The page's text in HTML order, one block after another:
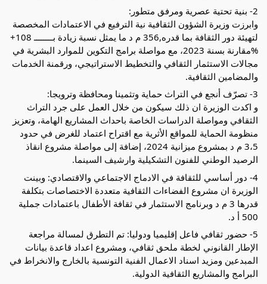
2- بنية تحتية عصرية ومرفق متطور:
وابرزت وزيرة الشؤون الثقافية نية الترفيع في الاعتمادات المخصصة
لتهيئة دور الثقافة بما قدره,356 م د ما يمثل نسبة زيادة بــــــــ 108+
%مقارنة بسنة 2023، مع مواصلة برامج التكوين للموارد البشرية في
مجالات الاستثمار الثقافي والتخطيط الاستراتيجي، ورقمنة الخدمات
والمضامين الثقافية.
3- تصرّف أنجع في التراث حماية وتثمينا ومحافظة وترويجا:
و اكدت الوزيرة ان ذلك سيكون من خلال العمل على جرد التراث
الثقافي ومواصلة الدراسات الخاصة باحداث المشاريع الهامة، وتعزيز
منظومة الحماية للمواقع الأثرية مع اقتراح اعتماد للغرض في حدود
3،5 م د بمشروع ميزانية 2024، إضافة إلى مواصلة مشروع انقاذ
الرصيد الوطني للفنون التشكيلية وارشيف السينما.
4- دور أساسي للثقافة في الادماج الاجتماعي والاقتصادي: وبينت
الوزيرة ان مشروع الفضاءات الثقافية متعددة الاختصاصات بتكلفة
قدرها 3 م د وبرنامج الاستثمار في ثقافة الأطفال باعتمادات جملية
500 أ د.
5- حضور ثقافي فاعل إقليميا ودوليا: تم التطرق لمسالة مراجعة
الإطار القانوني لخطة ملحق ثقافي، ومشروع اعداد قاعدة بيانات
المبدعين ومزيد اسناد الاعمال الفنية التونسية بالخارج والانخراط في
البرامج والمشاريع الثقافية الدولية.